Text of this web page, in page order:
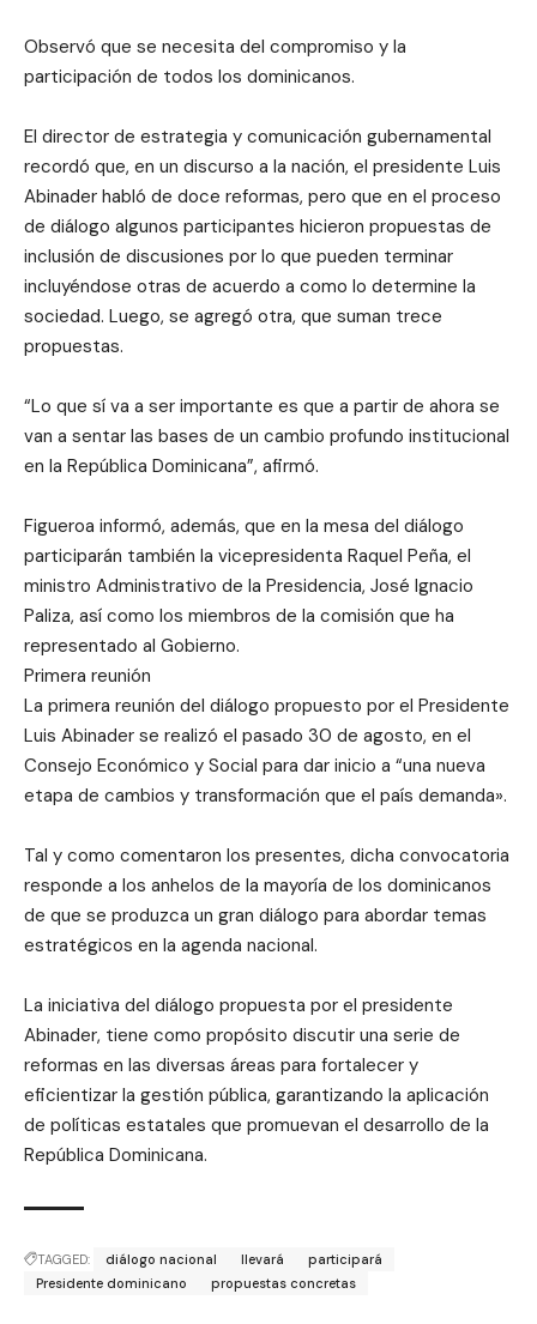
Observó que se necesita del compromiso y la
participación de todos los dominicanos.
El director de estrategia y comunicación gubernamental
recordó que, en un discurso a la nación, el presidente Luis
Abinader habló de doce reformas, pero que en el proceso
de diálogo algunos participantes hicieron propuestas de
inclusión de discusiones por lo que pueden terminar
incluyéndose otras de acuerdo a como lo determine la
sociedad. Luego, se agregó otra, que suman trece
propuestas.
“Lo que sí va a ser importante es que a partir de ahora se
van a sentar las bases de un cambio profundo institucional
en la República Dominicana”, afirmó.
Figueroa informó, además, que en la mesa del diálogo
participarán también la vicepresidenta Raquel Peña, el
ministro Administrativo de la Presidencia, José Ignacio
Paliza, así como los miembros de la comisión que ha
representado al Gobierno.
Primera reunión
La primera reunión del diálogo propuesto por el Presidente
Luis Abinader se realizó el pasado 30 de agosto, en el
Consejo Económico y Social para dar inicio a “una nueva
etapa de cambios y transformación que el país demanda».
Tal y como comentaron los presentes, dicha convocatoria
responde a los anhelos de la mayoría de los dominicanos
de que se produzca un gran diálogo para abordar temas
estratégicos en la agenda nacional.
La iniciativa del diálogo propuesta por el presidente
Abinader, tiene como propósito discutir una serie de
reformas en las diversas áreas para fortalecer y
eficientizar la gestión pública, garantizando la aplicación
de políticas estatales que promuevan el desarrollo de la
República Dominicana.
TAGGED: diálogo nacional llevará
participará
Presidente dominicano
propuestas concretas